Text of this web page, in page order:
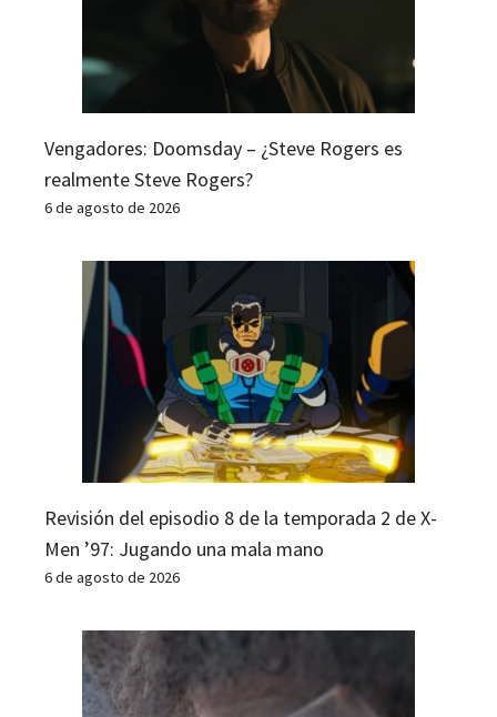
Vengadores: Doomsday – ¿Steve Rogers es
realmente Steve Rogers?
6 de agosto de 2026
Revisión del episodio 8 de la temporada 2 de X-
Men ’97: Jugando una mala mano
6 de agosto de 2026